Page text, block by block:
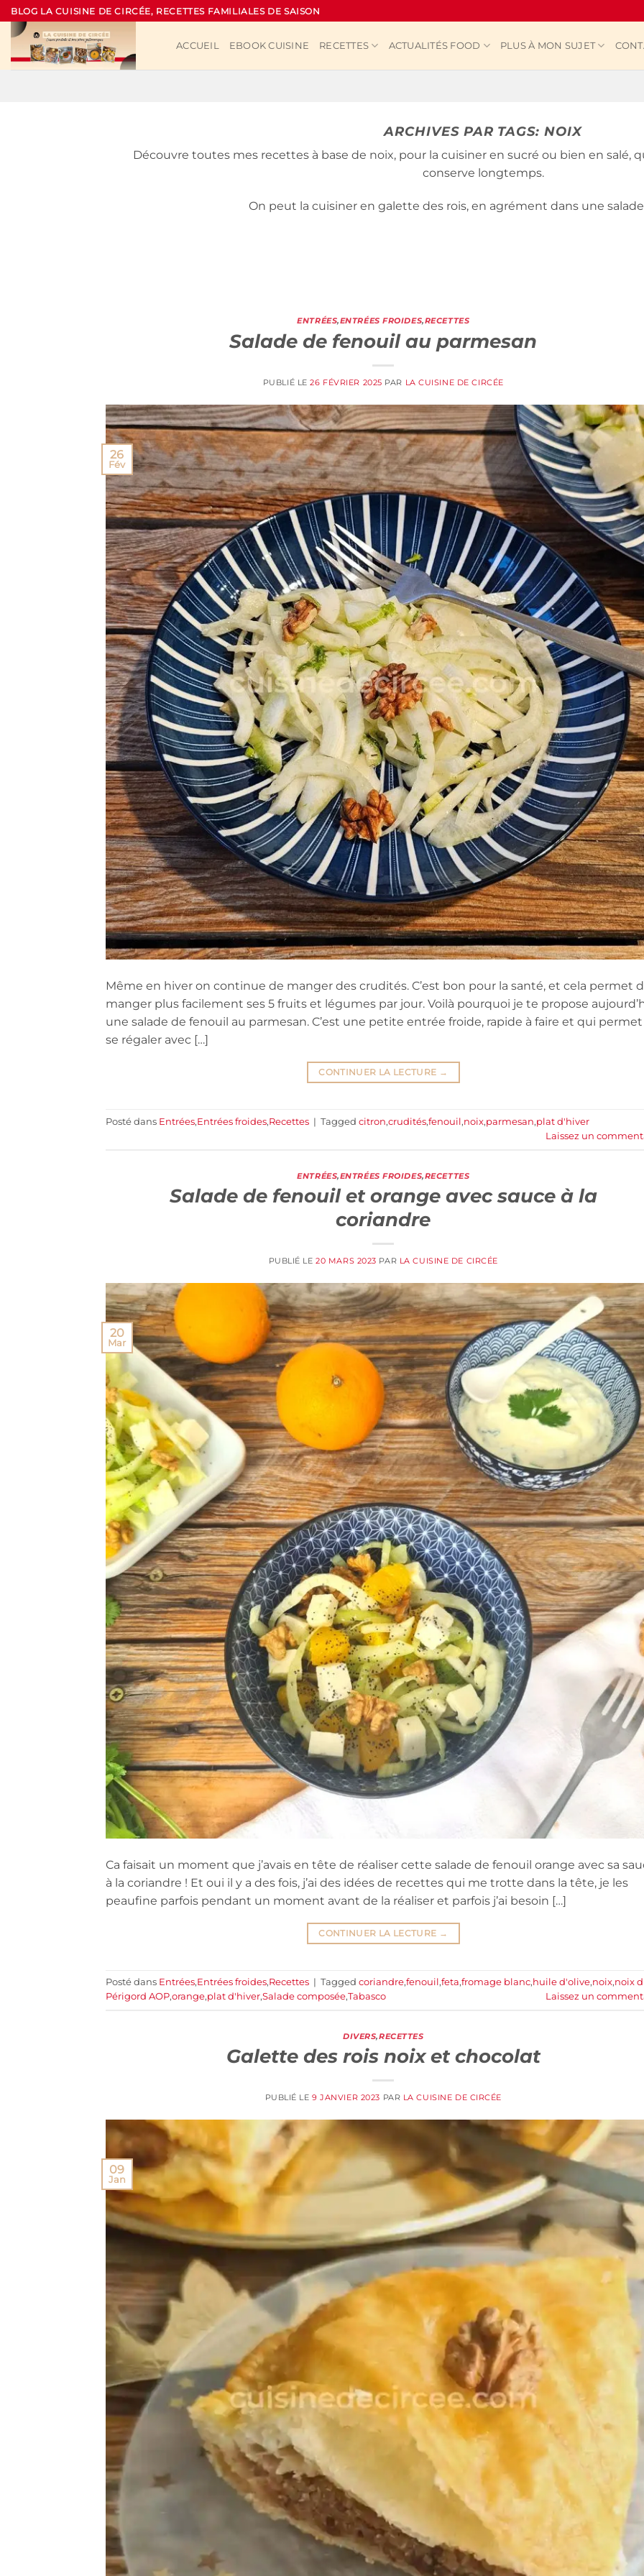
Passer
au
contenu
BLOG LA CUISINE DE CIRCÉE, RECETTES FAMILIALES DE SAISON
ACCUEIL EBOOK CUISINE RECETTES ACTUALITÉS FOOD PLUS À MON SUJET
ARCHIVES PAR TAGS: NOIX
Découvre toutes mes recettes à base de noix, pour la cuisiner en sucré ou bien en salé,
conserve longtemps.
On peut la cuisiner en galette des rois, en agrément dans une
ENTRÉES,ENTRÉES FROIDES,RECETTES
Salade de fenouil au parmesan
PUBLIÉ LE26 FÉVRIER 2025 PAR LA CUISINE DE CIRCÉE
26
Fév
Même en hiver on continue de manger des crudités. C’est bon pour la santé, et cela permet
manger plus facilement ses 5 fruits et légumes par jour. Voilà pourquoi je te propose
une salade de fenouil au parmesan. C’est une petite entrée froide, rapide à faire et qui
se régaler avec […]
CONTINUER LA LECTURE →
Posté dans Entrées,Entrées froides,Recettes | Tagged citron,crudités,fenouil ,noix,parmesan,plat d'hiver
Laissez un
ENTRÉES,ENTRÉES FROIDES,RECETTES
Salade de fenouil et orange avec sauce à la
coriandre
PUBLIÉ LE20 MARS 2023 PAR LA CUISINE DE CIRCÉE
20
Mar
Ca faisait un moment que j’avais en tête de réaliser cette salade de fenouil orange avec sa
à la coriandre ! Et oui il y a des fois, j’ai des idées de recettes qui me trotte dans la tête, je les
peaufine parfois pendant un moment avant de la réaliser et parfois j’ai besoin […]
CONTINUER LA LECTURE →
Posté dans Entrées,Entrées froides,Recettes | Tagged coriandre,fenouil,feta,fromage blanc,huile d'olive,noix,noix
Périgord AOP,orange,plat d'hiver,Salade composée,Tabasco Laissez un
DIVERS,RECETTES
Galette des rois noix et chocolat
PUBLIÉ LE9 JANVIER 2023 PAR LA CUISINE DE CIRCÉE
09
Jan